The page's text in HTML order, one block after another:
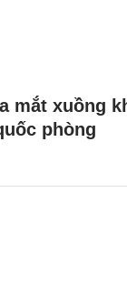
mắt xuồng
phòng